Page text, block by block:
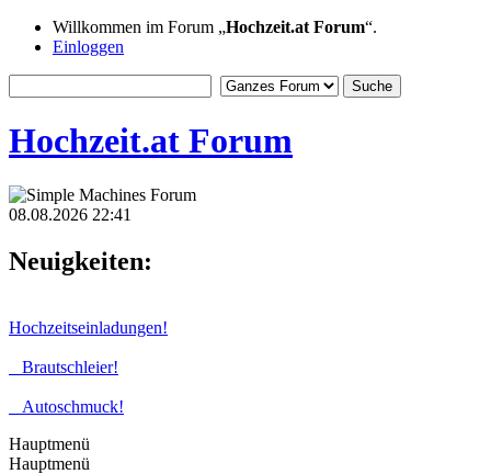
Willkommen im Forum „Hochzeit.at Forum“.
Einloggen
Hochzeit.at Forum
08.08.2026 22:41
Neuigkeiten:
Hochzeitseinladungen!
Brautschleier!
Autoschmuck!
Hauptmenü
Hauptmenü